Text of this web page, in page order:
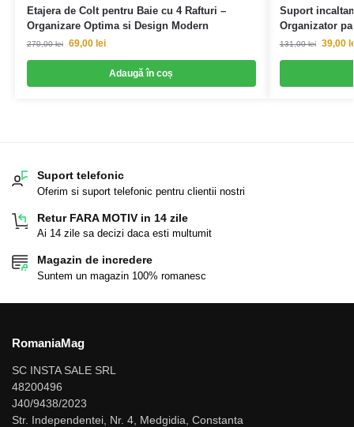
Etajera de Colt pentru Baie cu 4 Rafturi –
Organizare Optima si Design Modern
270,00lei 69,00 lei
Adaugă în coș
Suport
Organizator
131,00lei 39,00
Suport telefonic
Oferim si suport telefonic pentru clientii nostri
Retur FARA MOTIV in 14 zile
Ai 14 zile sa decizi daca esti multumit
Magazin de incredere
Suntem un magazin 100% romanesc
RomaniaMag
SC INSTA SALE SRL
48200496
J40/9438/2023
Str. Independentei, Nr. 4, Medgidia, Constanta